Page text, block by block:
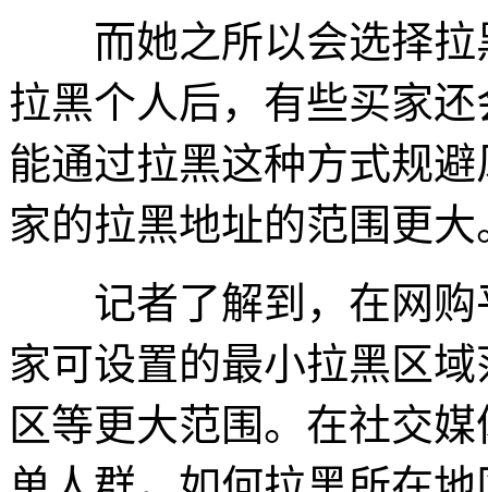
而她之所以会选择拉
拉黑个人后，有些买家
能通过拉黑这种方式规
家的拉黑地址的范围更大
记者了解到，在网购
家可设置的最小拉黑区
区等更大范围。在社交